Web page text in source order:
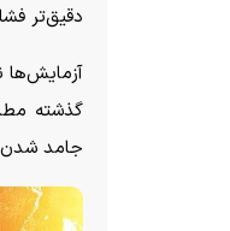
دقیق‌تر
آزمایش‌ها
گذشته
جامد شدن